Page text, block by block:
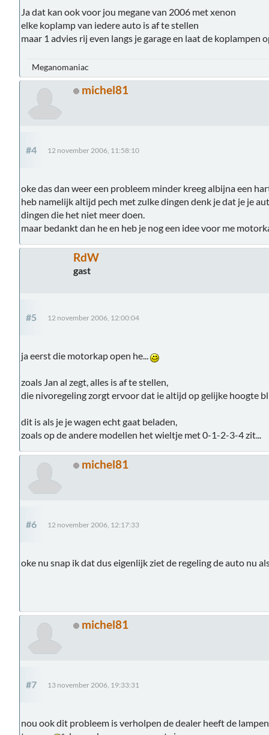
Ja dat kan ook voor jou megane van 2006 met xenon
elke koplamp van iedere auto is af te stellen
maar 1 advies rij even langs je garage en laat de koplampen
Meganomaniac
michel81
#4 12 november 2006, 11:58:10
oke das dan weer een probleem minder kreeg albijna een
heb namelijk altijd pech met zulke dingen denk je dat je je
dingen die het niet meer doen.
maar bedankt dan he en heb je nog een idee voor me
RdW
gast
#5 12 november 2006, 12:00:04
ja eerst die motorkap open he...
zoals Jan al zegt, alles is af te stellen,
die nivoregeling zorgt ervoor dat ie altijd op gelijke hoogte
dit is als je je wagen echt gaat beladen,
zoals op de andere modellen het wieltje met 0-1-2-3-4 zit...
michel81
#6 12 november 2006, 12:17:33
oke nu snap ik dat dus eigenlijk ziet de regeling de auto nu
michel81
#7 13 november 2006, 19:33:31
nou ook dit probleem is verholpen de dealer heeft de